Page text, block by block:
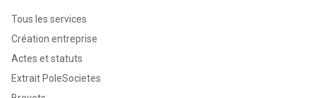
Tous les services
Création entreprise
Actes et statuts
Extrait PoleSocietes